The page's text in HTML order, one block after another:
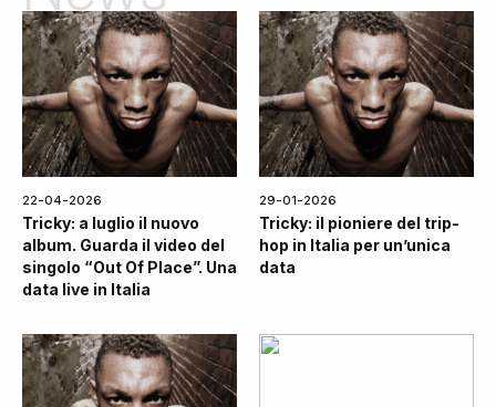
22-04-2026
Tricky: a luglio il nuovo
album. Guarda il video del
singolo “Out Of Place”. Una
data live in Italia
29-01-2026
Tricky: il pioniere del trip-
hop in Italia per un’unica
data